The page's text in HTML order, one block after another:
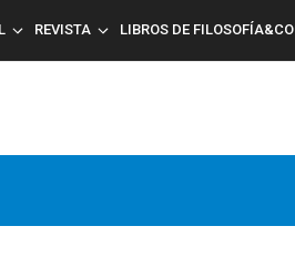
REVISTA LIBROS DE FILOSOFÍA&CO